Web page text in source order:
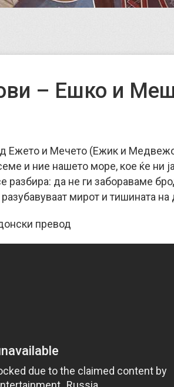
– Ешко и
Ежето и Мечето (Ежик и
и ние нашето море, кое ќе ни
разбира: да не ги забораваме
мирот и тишината
превод